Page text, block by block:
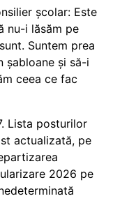
școlar: Este
nu-i lăsăm pe
Suntem prea
șabloane și să-i
ceea ce fac
Lista posturilor
actualizată, pe
2026 pe